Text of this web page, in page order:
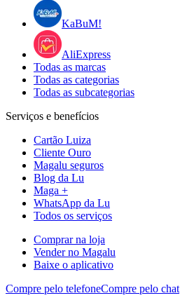
KaBuM!
AliExpress
Todas as marcas
Todas as categorias
Todas as subcategorias
Serviços e benefícios
Cartão Luiza
Cliente Ouro
Magalu seguros
Blog da Lu
Maga +
WhatsApp da Lu
Todos os serviços
Comprar na loja
Vender no Magalu
Baixe o aplicativo
Compre pelo telefoneCompre pelo chat